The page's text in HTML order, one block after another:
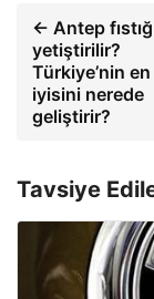
← Antep
yetiştirilir?
Türkiye’nin en
iyisini nerede
geliştirir?
Tavsiye